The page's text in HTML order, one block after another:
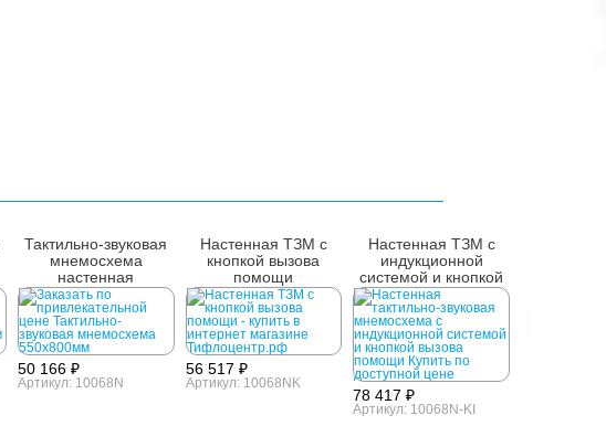
Тактильно-звуковая
мнемосхема
настенная
50 166 ₽
Артикул: 10068N
Настенная ТЗМ с
кнопкой вызова
помощи
56 517 ₽
Артикул: 10068NK
Настенная ТЗМ с
индукционной
системой и кнопкой
вызова
78 417 ₽
Артикул: 10068N-KI